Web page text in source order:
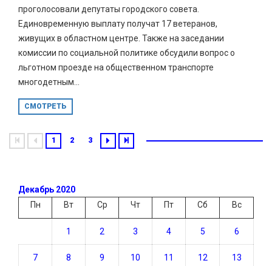
проголосовали депутаты городского совета.
Единовременную выплату получат 17 ветеранов,
живущих в областном центре. Также на заседании
комиссии по социальной политике обсудили вопрос о
льготном проезде на общественном транспорте
многодетным...
СМОТРЕТЬ
1 2 3
Декабрь 2020
Пн
Вт Ср Чт Пт Сб Вс
1 2 3 4 5 6
7 8 9 10 11 12 13